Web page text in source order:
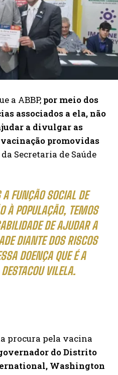
a ABBP, por meio dos
associados a ela, não
a divulgar as
vacinação promovidas
Secretaria de Saúde
FUNÇÃO SOCIAL DE
À POPULAÇÃO, TEMOS
DE AJUDAR A
DIANTE DOS RISCOS
DOENÇA QUE É A
VILELA.
procura pela vacina
do Distrito
Washington